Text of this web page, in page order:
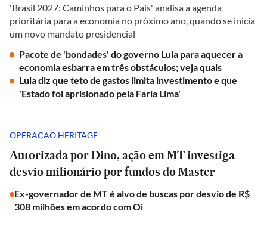
'Brasil 2027: Caminhos para o País' analisa a agenda
prioritária para a economia no próximo ano, quando se inicia
um novo mandato presidencial
Pacote de 'bondades' do governo Lula para aquecer a
economia esbarra em três obstáculos; veja quais
Lula diz que teto de gastos limita investimento e que
'Estado foi aprisionado pela Faria Lima'
OPERAÇÃO HERITAGE
Autorizada por Dino, ação em MT investiga
desvio milionário por fundos do Master
Ex-governador de MT é alvo de buscas por desvio de R$
308 milhões em acordo com Oi